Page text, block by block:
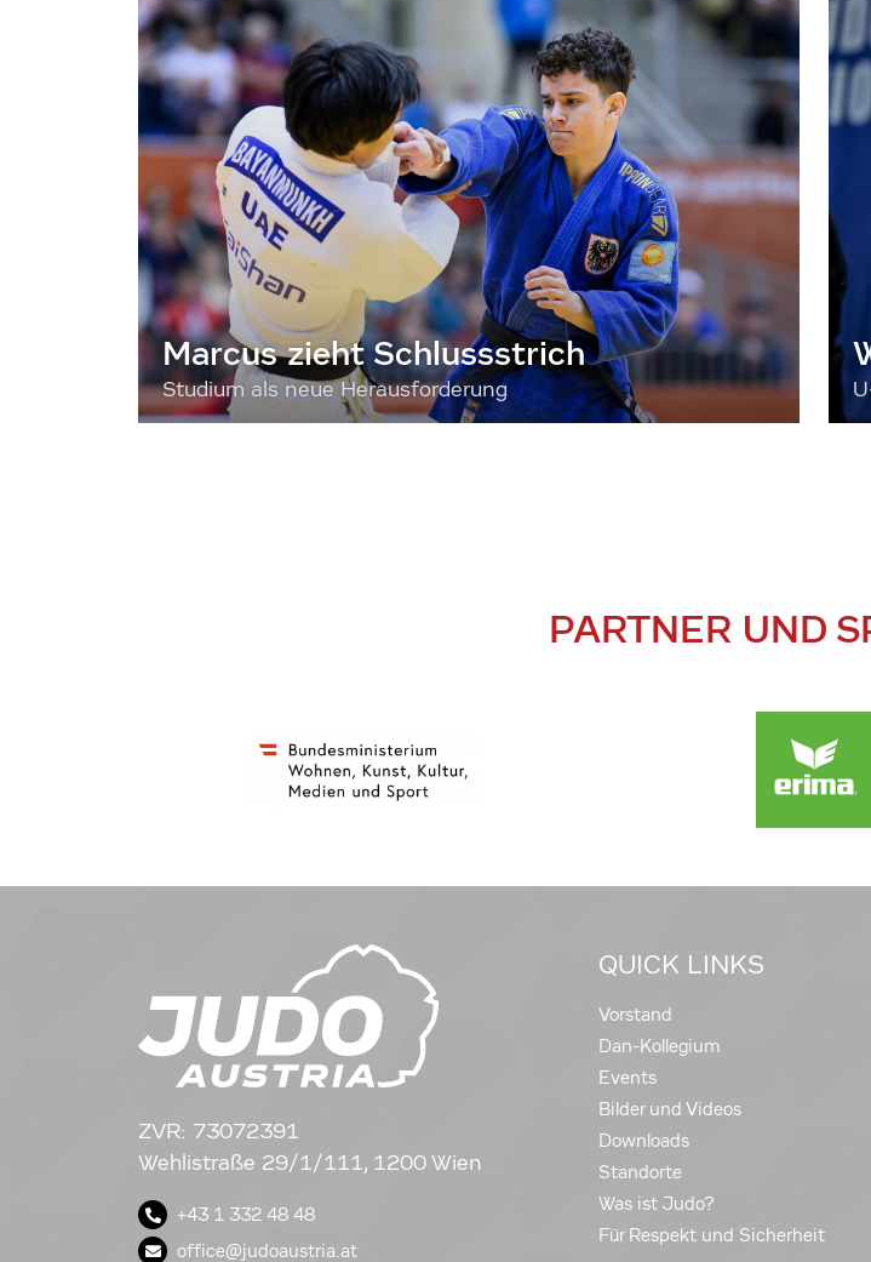
Marcus zieht Schlussstrich
Studium als neue Herausforderung
PARTNER UND
ZVR: 73072391
Wehlistraße 29/1/111, 1200 Wien
+43 1 332 48 48
office@judoaustria.at
QUICK LINKS
Vorstand
Dan-Kollegium
Events
Bilder und Videos
Downloads
Standorte
Was ist Judo?
Für Respekt und Sicherheit